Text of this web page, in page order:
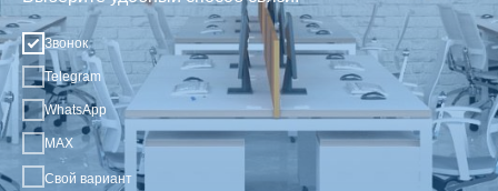
Звонок
Telegram
WhatsApp
MAX
Свой вариант